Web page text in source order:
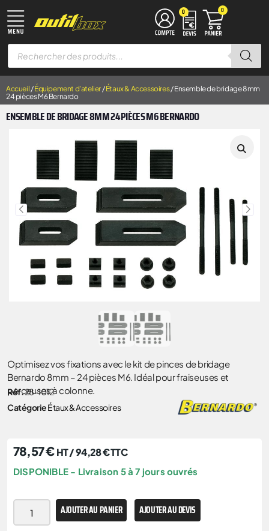
0 0
Accueil/Équipement d'atelier/Étaux & Accessoires/ Ensemble de bridage 8mm
24 pièces M6 Bernardo
ENSEMBLE DE BRIDAGE 8MM 24 PIÈCES M6 BERNARDO
Optimisez vos fixations avec le kit de pinces de bridage
Bernardo 8mm – 24 pièces M6. Idéal pour fraiseuses et
perceuses à colonne.
Réf.28-1012
CatégorieÉtaux & Accessoires
78,57€ HT /94,28€TTC
DISPONIBLE - Livraison 5 à 7 jours ouvrés
AJOUTER AU PANIER AJOUTER AU DEVIS